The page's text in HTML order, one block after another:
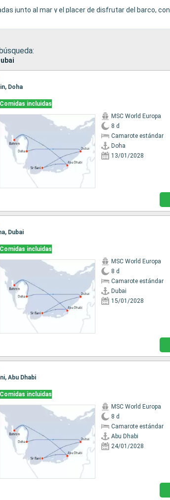
junto al mar y el placer de disfrutar del barco, con
Doha
Comidas incluidas
MSC World Europa
8 d
Camarote estándar
Doha
13/01/2028
Dubai
Comidas incluidas
MSC World Europa
8 d
Camarote estándar
Dubai
15/01/2028
Abu Dhabi
Comidas incluidas
MSC World Europa
8 d
Camarote estándar
Abu Dhabi
24/01/2028